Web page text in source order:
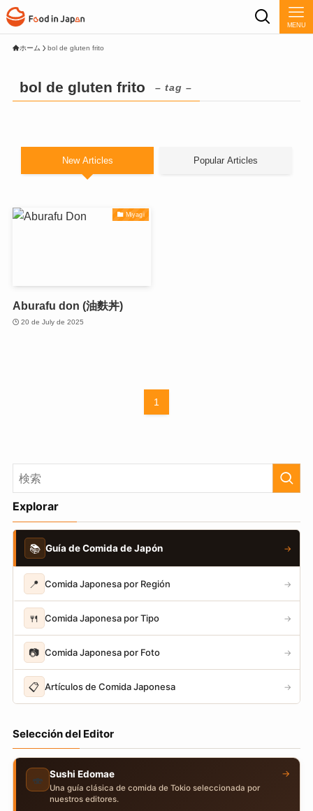
MENU
ホーム bol de gluten frito
bol de gluten frito – tag –
New Articles Popular Articles
Miyagi
Aburafu don (油麩丼)
20 de July de 2025
1
Explorar
📚 Guía de Comida de Japón →
📍 Comida Japonesa por Región →
🍴 Comida Japonesa por Tipo →
📷 Comida Japonesa por Foto →
📋 Artículos de Comida Japonesa →
Selección del Editor
🍣 Sushi Edomae
Una guía clásica de comida de Tokio seleccionada por
nuestros editores.
→